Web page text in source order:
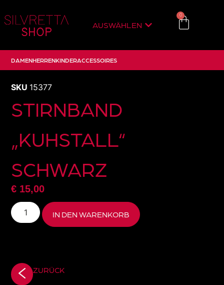
AUSWÄHLEN
0
DAMENHERRENKINDERACCESSOIRES
SKU 15377
STIRNBAND
„KUHSTALL“
SCHWARZ
€ 15,00
IN DEN WARENKORB
ZURÜCK